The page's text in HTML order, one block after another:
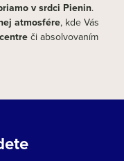
v srdci Pienin.
atmosfére, kde Vás
či absolvovaním